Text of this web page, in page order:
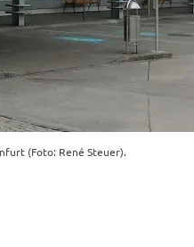
(Foto: René Steuer).